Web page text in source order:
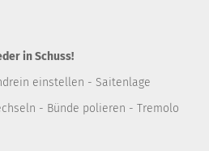
in Schuss!
einstellen - Saitenlage
- Bünde polieren - Tremolo